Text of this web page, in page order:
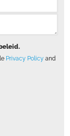
Privacy Policy and